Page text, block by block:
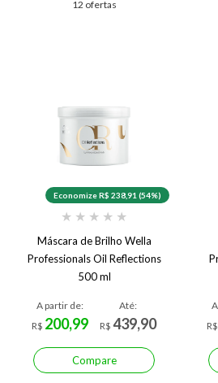
12 ofertas
Economize R$ 238,91 (54%)
★ ★ ★ ★ ★
Máscara de Brilho Wella
Professionals Oil Reflections
500 ml
A partir de:
R$ 200,99
Até:
R$439,90
Compare
R$